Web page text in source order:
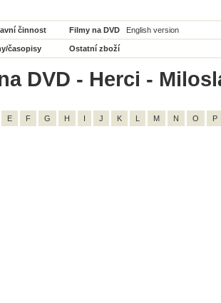
činnost Filmy na DVD English version
časopisy Ostatní zboží
DVD - Herci -
E F G H I J K L M N O P